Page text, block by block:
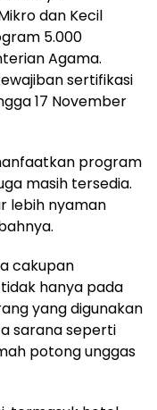
dan Kecil
5.000
Agama.
sertifikasi
17 November
program
masih tersedia.
lebih nyaman
cakupan
hanya pada
yang digunakan
sarana seperti
potong unggas